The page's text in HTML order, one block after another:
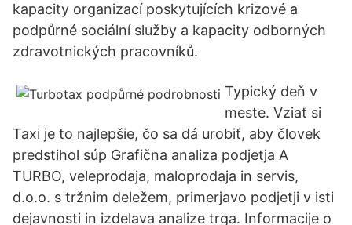
kapacity organizací poskytujících krizové a
podpůrné sociální služby a kapacity odborných
zdravotnických pracovníků.
Typický deň v
meste. Vziať si
Taxi je to najlepšie, čo sa dá urobiť, aby človek
predstihol súp Grafična analiza podjetja A
TURBO, veleprodaja, maloprodaja in servis,
d.o.o. s tržnim deležem, primerjavo podjetji v isti
dejavnosti in izdelava analize trga. Informacije o